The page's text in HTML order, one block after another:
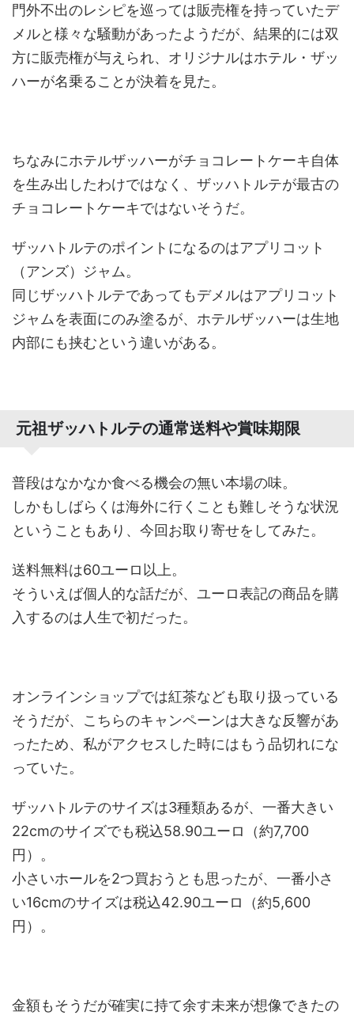
門外不出のレシピを巡っては販売権を持っていたデ
メルと様々な騒動があったようだが、結果的には双
方に販売権が与えられ、オリジナルはホテル・ザッ
ハーが名乗ることが決着を見た。
ちなみにホテルザッハーがチョコレートケーキ自体
を生み出したわけではなく、ザッハトルテが最古の
チョコレートケーキではないそうだ。
ザッハトルテのポイントになるのはアプリコット
（アンズ）ジャム。
同じザッハトルテであってもデメルはアプリコット
ジャムを表面にのみ塗るが、ホテルザッハーは生地
内部にも挟むという違いがある。
元祖ザッハトルテの通常送料や賞味期限
普段はなかなか食べる機会の無い本場の味。
しかもしばらくは海外に行くことも難しそうな状況
ということもあり、今回お取り寄せをしてみた。
送料無料は60ユーロ以上。
そういえば個人的な話だが、ユーロ表記の商品を購
入するのは人生で初だった。
オンラインショップでは紅茶なども取り扱っている
そうだが、こちらのキャンペーンは大きな反響があ
ったため、私がアクセスした時にはもう品切れにな
っていた。
ザッハトルテのサイズは3種類あるが、一番大きい
22cmのサイズでも税込58.90ユーロ（約7,700
円）。
小さいホールを2つ買おうとも思ったが、一番小さ
い16cmのサイズは税込42.90ユーロ（約5,600
円）。
金額もそうだが確実に持て余す未来が想像できたの